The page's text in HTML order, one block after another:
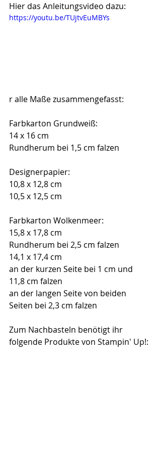
Hier das Anleitungsvideo dazu:
https://youtu.be/TUjtvEuMBYs
r alle Maße zusammengefasst:
Farbkarton Grundweiß:
14 x 16 cm
Rundherum bei 1,5 cm falzen
Designerpapier:
10,8 x 12,8 cm
10,5 x 12,5 cm
Farbkarton Wolkenmeer:
15,8 x 17,8 cm
Rundherum bei 2,5 cm falzen
14,1 x 17,4 cm
an der kurzen Seite bei 1 cm und
11,8 cm falzen
an der langen Seite von beiden
Seiten bei 2,3 cm falzen
Zum Nachbasteln benötigt ihr
folgende Produkte von Stampin' Up!: